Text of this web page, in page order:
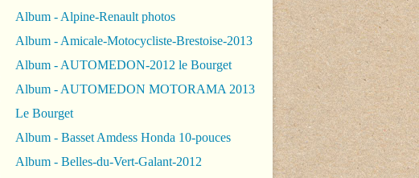
Album - Alpine-Renault photos
Album - Amicale-Motocycliste-Brestoise-2013
Album - AUTOMEDON-2012 le Bourget
Album - AUTOMEDON MOTORAMA 2013
Le Bourget
Album - Basset Amdess Honda 10-pouces
Album - Belles-du-Vert-Galant-2012